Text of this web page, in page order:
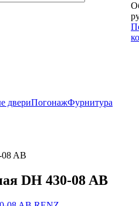
двериПогонажФурнитура
08 AB
DH 430-08 AB